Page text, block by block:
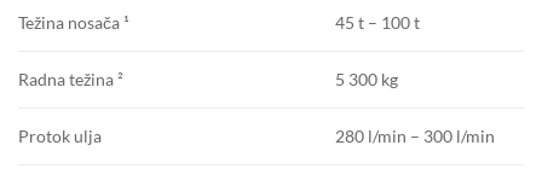
Težina nosača ¹ 45 t – 100 t
Radna težina ² 5 300 kg
Protok ulja 280 l/min – 300 l/min